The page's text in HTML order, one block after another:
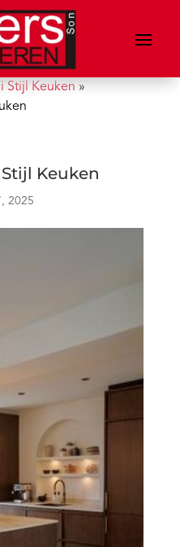
Stijl Keuken »
Keuken
2025